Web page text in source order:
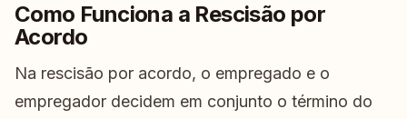
Como Funciona a Rescisão por
Acordo
Na rescisão por acordo, o empregado e o
empregador decidem em conjunto o término do